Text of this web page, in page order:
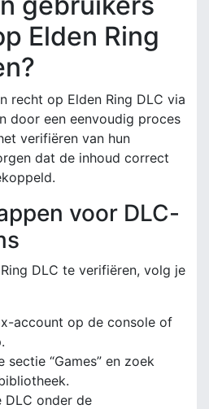
Elden Ring
recht op Elden Ring DLC via
door een eenvoudig proces
verifiëren van hun
dat de inhoud correct
voor DLC-
DLC te verifiëren, volg je
account op de console of
sectie “Games” en zoek
onder de